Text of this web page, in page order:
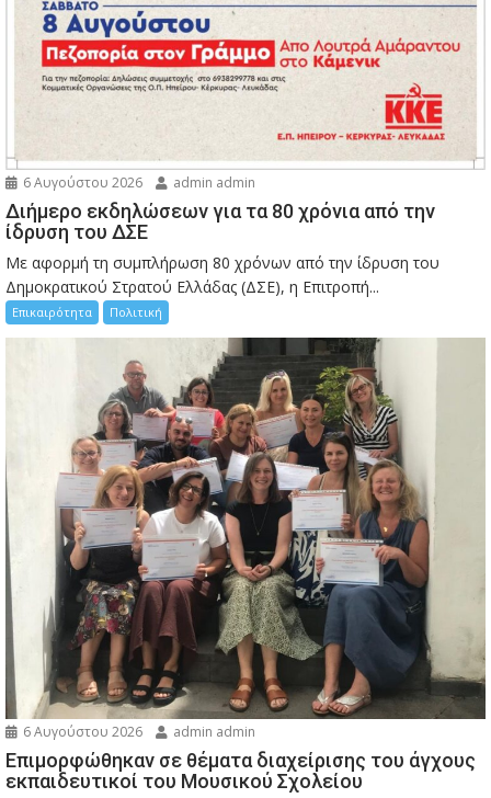
6 Αυγούστου 2026 admin admin
Διήμερο εκδηλώσεων για τα 80 χρόνια από την
ίδρυση του ΔΣΕ
Με αφορμή τη συμπλήρωση 80 χρόνων από την ίδρυση του
Δημοκρατικού Στρατού Ελλάδας (ΔΣΕ), η Επιτροπή...
Επικαιρότητα Πολιτική
6 Αυγούστου 2026 admin admin
Eπιμορφώθηκαν σε θέματα διαχείρισης του άγχους
εκπαιδευτικοί του Μουσικού Σχολείου